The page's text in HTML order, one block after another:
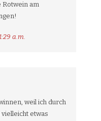
Rotwein am
a.m.
weil ich durch
etwas